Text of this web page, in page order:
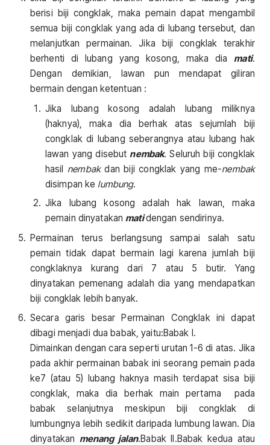
berisi biji congklak, maka pemain dapat mengambil
semua biji congklak yang ada di lubang tersebut, dan
melanjutkan permainan. Jika biji congklak terakhir
berhenti di lubang yang kosong, maka diamati.
Dengan demikian, lawan pun mendapat giliran
bermain dengan ketentuan :
Jika lubang kosong adalah lubang miliknya
(haknya), maka dia berhak atas sejumlah biji
congklak di lubang seberangnya atau lubang hak
lawan yang disebut nembak. Seluruh biji congklak
hasil nembakdan biji congklak yang me-nembak
disimpan ke lumbung.
Jika lubang kosong adalah hak lawan, maka
pemain dinyatakanmatidengan sendirinya.
Permainan terus berlangsung sampai salah satu
pemain tidak dapat bermain lagi karena jumlah biji
congklaknya kurang dari 7 atau 5 butir. Yang
dinyatakan pemenang adalah dia yang mendapatkan
biji congklak lebih banyak.
Secara garis besar Permainan Congklak ini dapat
dibagi menjadi dua babak, yaitu:Babak I.
Dimainkan dengan cara seperti urutan 1-6 di atas. Jika
pada akhir permainan babak ini seorang pemain pada
ke7 (atau 5) lubang haknya masih terdapat sisa biji
congklak, maka dia berhak main pertama pada
babak selanjutnya meskipun biji congklak di
lumbungnya lebih sedikit daripada lumbung lawan. Dia
dinyatakan menang jalan.Babak II.Babak kedua atau